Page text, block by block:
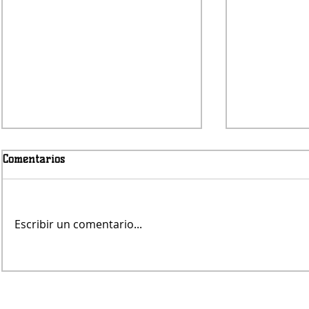
Comentarios
Escribir un comentario...